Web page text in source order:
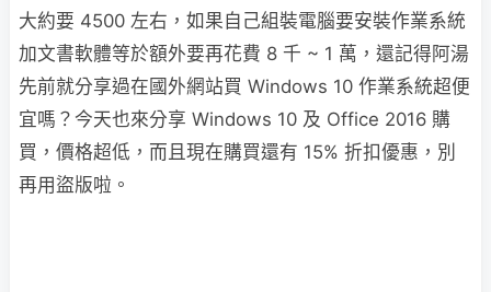
大約要 4500 左右，如果自己組裝電腦要安裝作業系統
加文書軟體等於額外要再花費 8 千 ~ 1 萬，還記得阿湯
先前就分享過在國外網站買 Windows 10 作業系統超便
宜嗎？今天也來分享 Windows 10 及 Office 2016 購
買，價格超低，而且現在購買還有 15% 折扣優惠，別
再用盜版啦。